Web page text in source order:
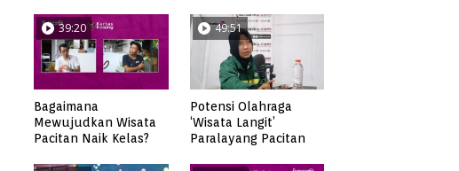
39:20
Bagaimana
Mewujudkan Wisata
Pacitan Naik Kelas?
49:51
Potensi Olahraga
‘Wisata Langit’
Paralayang Pacitan